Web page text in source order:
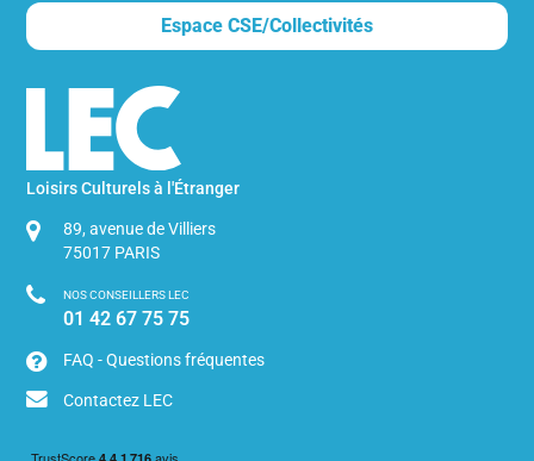
site
Espace CSE/Collectivités
Loisirs Culturels à l'Étranger
89, avenue de Villiers
75017 PARIS
NOS CONSEILLERS LEC
01 42 67 75 75
FAQ - Questions fréquentes
Contactez LEC